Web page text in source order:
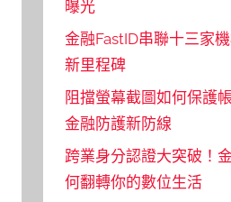
曝光
金融FastID串聯十三家
新里程碑
阻擋螢幕截圖如何保護
金融防護新防線
跨業身分認證大突破！
何翻轉你的數位生活